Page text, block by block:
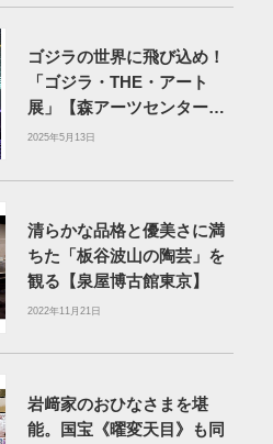
ゴジラの世界に飛び込め！
「ゴジラ・THE・アート
展」【森アーツセンターギ
ャラリー】
2025年5月13日
清らかな品格と優美さに満
ちた「板谷波山の陶芸」を
観る【泉屋博古館東京】
2022年11月21日
岩﨑家のおひなさまを堪
能。国宝《曜変天目》も同